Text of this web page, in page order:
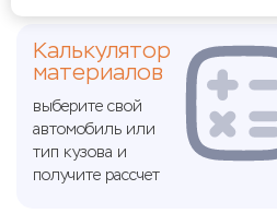
Калькулятор
материалов
выберите свой
автомобиль или
тип кузова и
получите рассчет